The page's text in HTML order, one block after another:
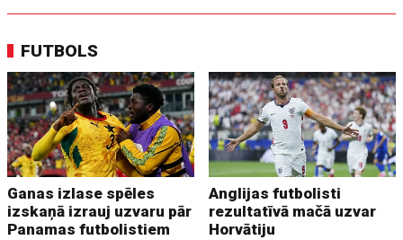
FUTBOLS
Ganas izlase spēles
izskaņā izrauj uzvaru pār
Panamas futbolistiem
Anglijas futbolisti
rezultatīvā mačā uzvar
Horvātiju